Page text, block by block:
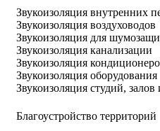
Звукоизоляция внутренних
Звукоизоляция воздуховодов
Звукоизоляция для
Звукоизоляция канализации
Звукоизоляция
Звукоизоляция оборудования
Звукоизоляция студий,
Благоустройство территорий